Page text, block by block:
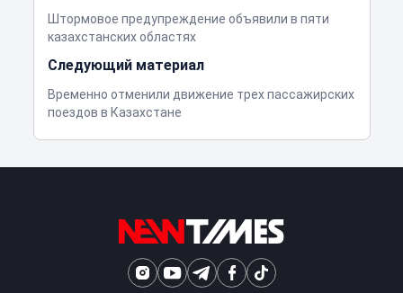
Штормовое предупреждение объявили в пяти
казахстанских областях
Следующий материал
Временно отменили движение трех пассажирских
поездов в Казахстане